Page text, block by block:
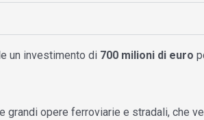
un investimento di 700 milioni di euro
grandi opere ferroviarie e stradali, che